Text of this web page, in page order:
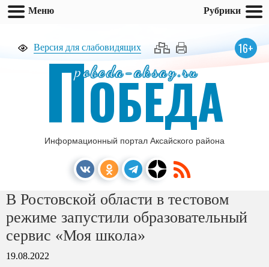
Версия для слабовидящих 16+
pobeda-aksay.ru
ПОБЕДА
Информационный портал Аксайского района
В Ростовской области в тестовом
режиме запустили образовательный
сервис «Моя школа»
19.08.2022
Меню Рубрики